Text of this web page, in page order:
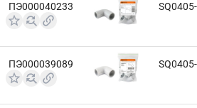
ПЭ000040233
ПЭ000039089